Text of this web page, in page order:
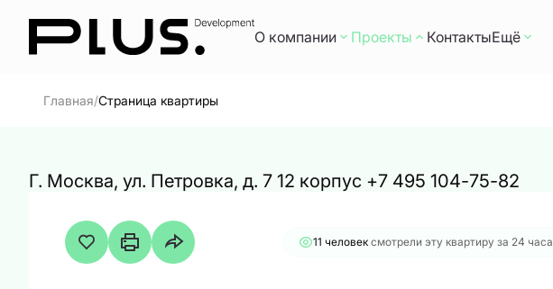
О компании Проекты КонтактыЕщё
Главная/Страница квартиры
1-комнатная38 м
Г. Москва, ул. Петровка, д. 7 12 корпус +7 495 104-75-82
11 человек смотрели эту квартиру за 24 часа